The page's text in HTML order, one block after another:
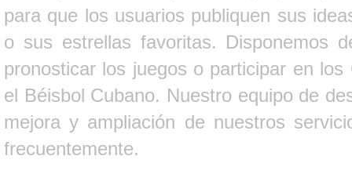
para que los usuarios publiquen sus
o sus estrellas favoritas. Disponemos
pronosticar los juegos o participar en
el Béisbol Cubano. Nuestro equipo de
mejora y ampliación de nuestros
frecuentemente.